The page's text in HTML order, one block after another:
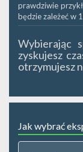
prawdziwie
będzie zależeć w
Wybierając
zyskujesz
otrzymujesz
Jak wybrać